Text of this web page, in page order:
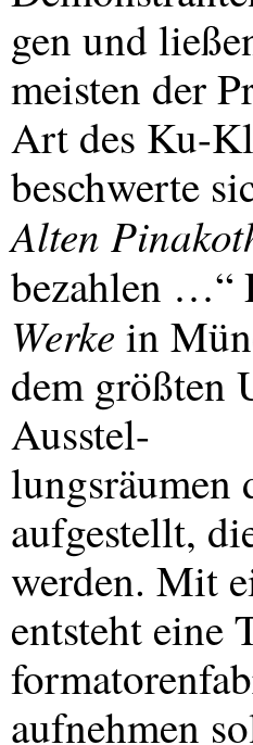
gen und
meisten der
Art des Ku-
beschwerte
Alten
bezahlen …“
Werke in
dem größten
Ausstel-
lungsräumen
aufgestellt,
werden. Mit
entsteht eine
aufnehmen